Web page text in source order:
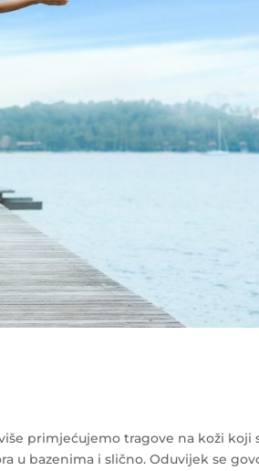
primjećujemo tragove na koži koji
u bazenima i slično. Oduvijek se